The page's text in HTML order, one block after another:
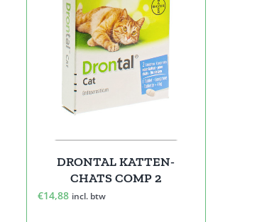
DRONTAL KATTEN-
CHATS COMP 2
€14,88 incl. btw